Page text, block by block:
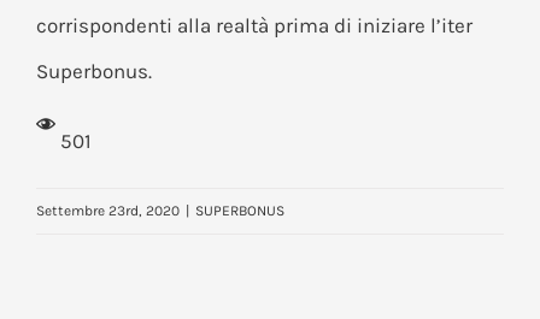
corrispondenti alla realtà prima di iniziare l’iter
Superbonus.
501
Settembre 23rd, 2020 SUPERBONUS